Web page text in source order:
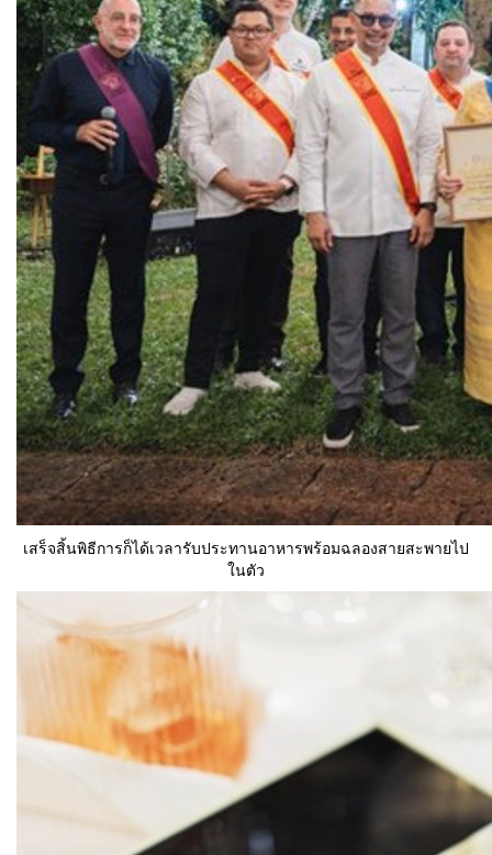
เสร็จสิ้นพิธีการก็ได้เวลารับประทานอาหารพร้อมฉลองสายสะพายไป
ในตัว